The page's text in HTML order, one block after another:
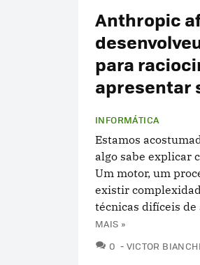
Anthropic
para
apresentar
INFORMÁTICA
Estamos
algo sabe explicar
Um motor, um
existir
técnicas difíceis de
MAIS »
0 COMENTÁRIOS
VICTOR